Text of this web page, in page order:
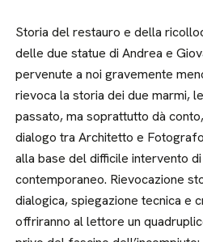
Storia del restauro e della
delle due statue di Andrea e
pervenute a noi gravemente
rievoca la storia dei due marmi,
passato, ma soprattutto dà
dialogo tra Architetto e
alla base del difficile intervento
contemporaneo. Rievocazione
dialogica, spiegazione tecnica e
offriranno al lettore un